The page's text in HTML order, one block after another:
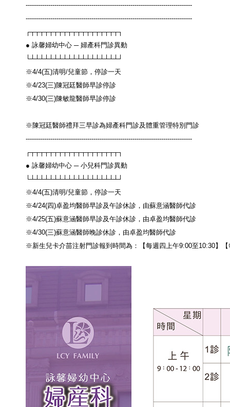
---------------------------------------------------------------------------------
---------------------------------------------------------------------------------
┌┬┬┬┬┬┬┬┬┬┬┬┬┬┬┬┬┬┬┬┐
● 詠馨婦幼中心 ─ 婦產科門診異動
└┴┴┴┴┴┴┴┴┴┴┴┴┴┴┴┴┴┴┴┘
※4/4(五)清明/兒童節，停診一天
※4/23(三)陳冠廷醫師早診停診
※4/30(三)陳敏龍醫師早診停診
※陳冠廷醫師禮拜三早診為婦產科門診及體重管理特別門診
---------------------------------------------------------------------------------
┌┬┬┬┬┬┬┬┬┬┬┬┬┬┬┬┬┬┬┬┐
● 詠馨婦幼中心 ─ 小兒科門診異動
└┴┴┴┴┴┴┴┴┴┴┴┴┴┴┴┴┴┴┴┘
※4/4(五)清明/兒童節，停診一天
※4/24(四)卓盈均醫師早診及午診休診，由蘇意涵醫師代診
※4/25(五)蘇意涵醫師早診及午診休診，由卓盈均醫師代診
※4/30(三)蘇意涵醫師晚診休診，由卓盈均醫師代診
※新生兒卡介苗注射門診報到時間為：【每週四上午9:00至10:30】